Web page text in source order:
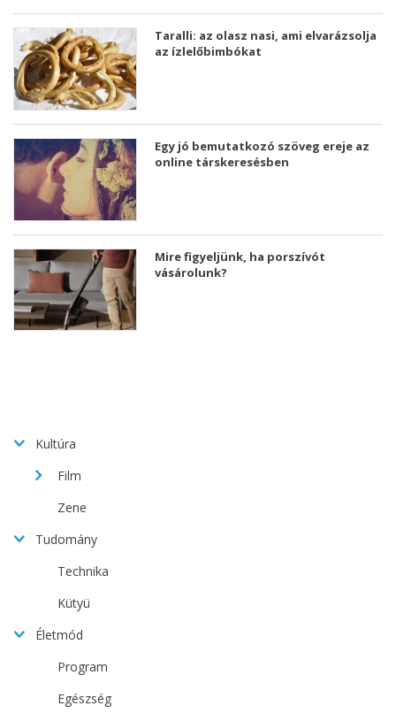
Taralli: az olasz nasi, ami elvarázsolja
az ízlelőbimbókat
Egy jó bemutatkozó szöveg ereje az
online társkeresésben
Mire figyeljünk, ha porszívót
vásárolunk?
Kultúra
Film
Zene
Tudomány
Technika
Kütyü
Életmód
Program
Egészség